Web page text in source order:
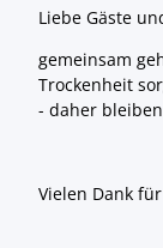
Liebe Gäste
gemeinsam
Trockenheit
- daher
Vielen Dank